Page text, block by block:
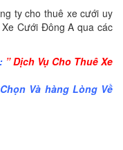
ty cho thuê xe cưới uy
Cưới Đông A qua các
” Dịch Vụ Cho Thuê Xe
Và hàng Lòng Về